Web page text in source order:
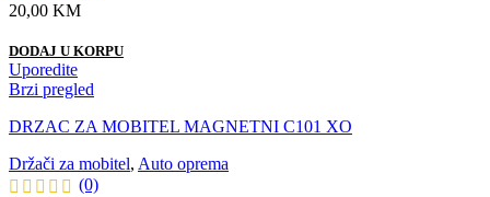
20,00 KM
DODAJ U KORPU
Uporedite
Brzi pregled
DRZAC ZA MOBITEL MAGNETNI C101 XO
Držači za mobitel, Auto oprema
(0)